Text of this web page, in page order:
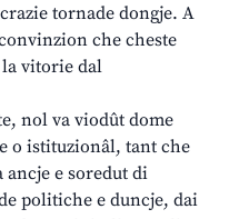
tornade dongje. A
che cheste
la vitorie dal
nol va viodût dome
o istituzionâl, tant che
ancje e soredut di
politiche e duncje, dai